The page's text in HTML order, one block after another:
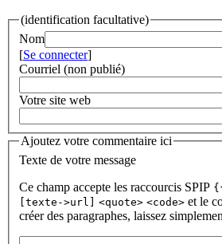
(identification facultative)
Nom
[Se connecter]
Courriel (non publié)
Votre site web
Ajoutez votre commentaire ici
Texte de votre message
Ce champ accepte les raccourcis SPIP
[texte->url] <quote> <code> et le
créer des paragraphes, laissez